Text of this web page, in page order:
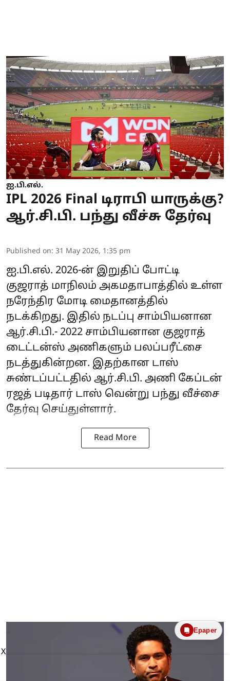
ஐ.பி.எல்.
IPL 2026 Final டிராபி யாருக்கு?
ஆர்.சி.பி. பந்து வீச்சு தேர்வு
Published on: 31 May 2026, 1:35 pm
ஐ.பி.எல். 2026-ன் இறுதிப் போட்டி
குஜராத் மாநிலம் அகமதாபாத்தில் உள்ள
நரேந்திர மோடி மைதானத்தில்
நடக்கிறது. இதில் நடப்பு சாம்பியனான
ஆர்.சி.பி.- 2022 சாம்பியனான குஜராத்
டைட்டன்ஸ் அணிகளும் பலப்பரீட்சை
நடத்துகின்றன. இதற்கான டாஸ்
சுண்டப்பட்டதில் ஆர்.சி.பி. அணி கேப்டன்
ரஜத் படிதார் டாஸ் வென்று பந்து வீச்சை
தேர்வு செய்துள்ளார்.
Read More
Epaper
X